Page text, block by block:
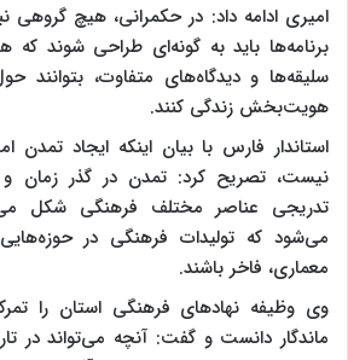
امیری ادامه داد: در حکمرانی، هیچ گروهی
برنامه‌ها باید به گونه‌ای طراحی شوند
سلیقه‌ها و دیدگاه‌های متفاوت،
هویت‌بخش زندگی کنند.
استاندار فارس با بیان اینکه ایجاد تمدن
نیست، تصریح کرد: تمدن در گذر زمان و
تدریجی عناصر مختلف فرهنگی شکل
می‌شود که تولیدات فرهنگی در
معماری، فاخر باشند.
وی وظیفه نهادهای فرهنگی استان را
ماندگار دانست و گفت: آنچه می‌تواند در